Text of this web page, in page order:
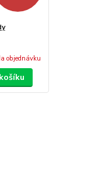
objednávku